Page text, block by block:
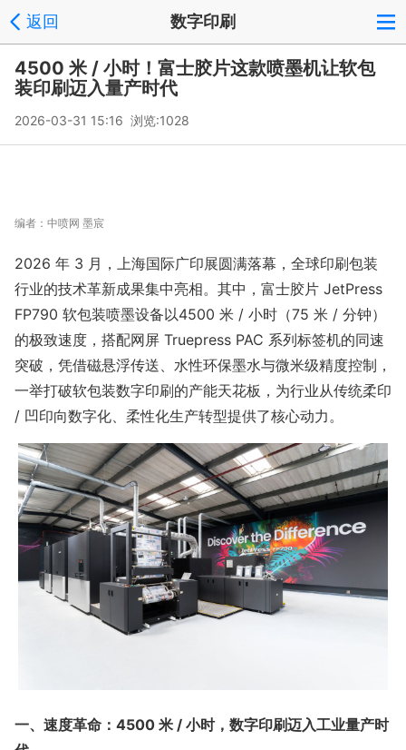
返回 数字印刷
4500 米 / 小时！富士胶片这款喷墨机让软包
装印刷迈入量产时代
2026-03-31 15:16 浏览:1028
编者： 中喷网 墨宸
2026 年 3 月，上海国际广印展圆满落幕，全球印刷包装
行业的技术革新成果集中亮相。其中，富士胶片 JetPress
FP790 软包装喷墨设备以4500 米 / 小时（75 米 / 分钟）
的极致速度，搭配网屏 Truepress PAC 系列标签机的同速
突破，凭借磁悬浮传送、水性环保墨水与微米级精度控制，
一举打破软包装数字印刷的产能天花板，为行业从传统柔印
/ 凹印向数字化、柔性化生产转型提供了核心动力。
一、速度革命：4500 米 / 小时，数字印刷迈入工业量产时